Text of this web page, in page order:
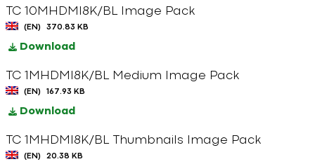
TC 10MHDMI8K/BL Image Pack
(EN) 370.83 KB
Download
TC 1MHDMI8K/BL Medium Image Pack
(EN) 167.93 KB
Download
TC 1MHDMI8K/BL Thumbnails Image Pack
(EN) 20.38 KB